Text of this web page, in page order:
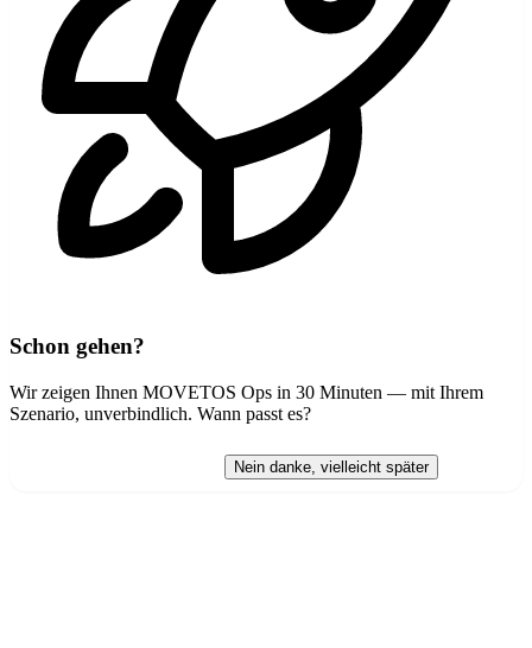
Schon gehen?
Wir zeigen Ihnen MOVETOS Ops in 30 Minuten — mit Ihrem
Szenario, unverbindlich. Wann passt es?
Nein danke, vielleicht später